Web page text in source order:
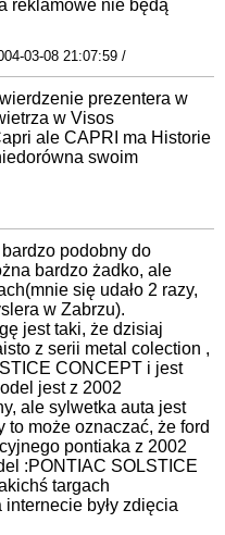
reklamowe nie będą
03-08 21:07:59 /
prezentera w
w Visos
ale CAPRI ma Historie
swoim
podobny do
bardzo żadko, ale
się udało 2 razy,
w Zabrzu).
jest taki, że dzisiaj
z serii metal colection ,
CONCEPT i jest
jest z 2002
ale sylwetka auta jest
to może oznaczać, że ford
pontiaka z 2002
:PONTIAC SOLSTICE
targach
były zdięcia